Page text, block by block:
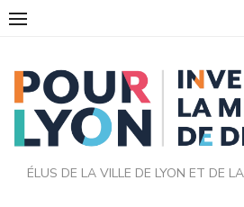
Skip
ÉLUS DE LA VILLE DE LYON ET DE